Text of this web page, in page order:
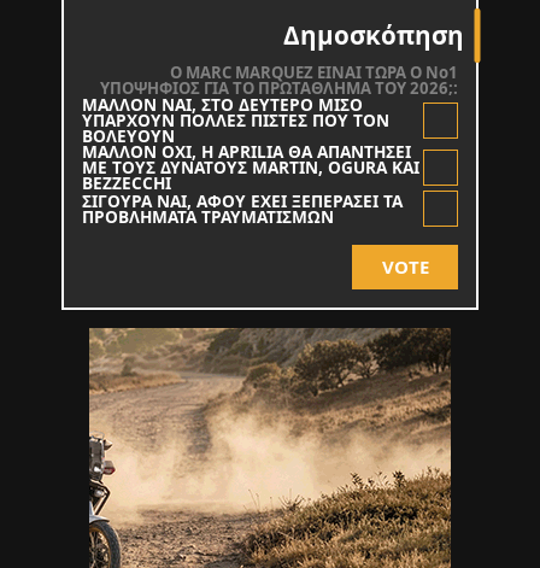
Δημοσκόπηση
O MARC MARQUEZ ΕΙΝΑΙ ΤΩΡΑ Ο Νο1
ΥΠΟΨΗΦΙΟΣ ΓΙΑ ΤΟ ΠΡΩΤΑΘΛΗΜΑ ΤΟΥ 2026;:
ΜΑΛΛΟΝ ΝΑΙ, ΣΤΟ ΔΕΥΤΕΡΟ ΜΙΣΟ
ΥΠΑΡΧΟΥΝ ΠΟΛΛΕΣ ΠΙΣΤΕΣ ΠΟΥ ΤΟΝ
ΒΟΛΕΥΟΥΝ
ΜΑΛΛΟΝ ΟΧΙ, Η APRILIA ΘΑ ΑΠΑΝΤΗΣΕΙ
ΜΕ ΤΟΥΣ ΔΥΝΑΤΟΥΣ MARTIN, OGURA KAI
BEZZECCHI
ΣΙΓΟΥΡΑ ΝΑΙ, ΑΦΟΥ ΕΧΕΙ ΞΕΠΕΡΑΣΕΙ ΤΑ
ΠΡΟΒΛΗΜΑΤΑ ΤΡΑΥΜΑΤΙΣΜΩΝ
VOTE